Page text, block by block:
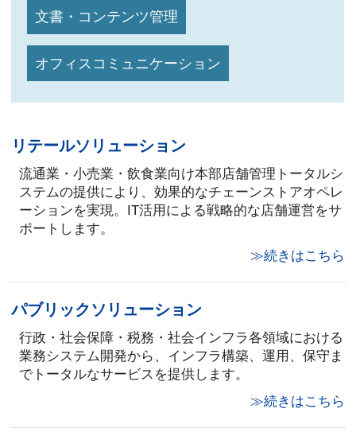
文書・コンテンツ管理
オフィスコミュニケーション
リテールソリューション
流通業・小売業・飲食業向け本部店舗管理トータルシ
ステムの提供により、効果的なチェーンストアオペレ
ーションを実現。IT活用による戦略的な店舗運営をサ
ポートします。
≫続きはこちら
パブリックソリューション
行政・社会保障・税務・社会インフラ各領域における
業務システム開発から、インフラ構築、運用、保守ま
でトータルなサービスを提供します。
≫続きはこちら